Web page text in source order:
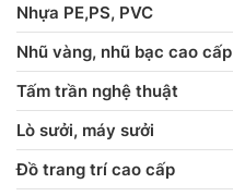
Nhựa PE,PS, PVC
Nhũ vàng, nhũ bạc cao cấp
Tấm trần nghệ thuật
Lò sưởi, máy sưởi
Đồ trang trí cao cấp